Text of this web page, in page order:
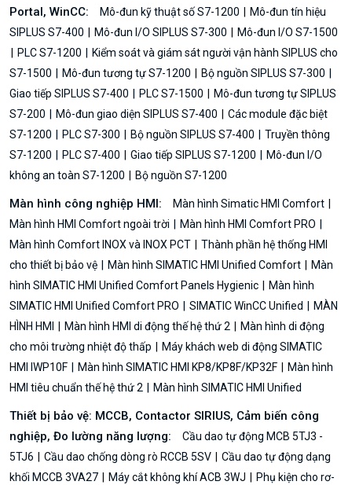
Portal, WinCC:
Mô-đun kỹ thuật số S7-1200
Mô-đun tín hiệu
SIPLUS S7-400
Mô-đun I/O SIPLUS S7-300
Mô-đun I/O S7-1500
PLC S7-1200
Kiểm soát và giám sát người vận hành SIPLUS cho
S7-1500
Mô-đun tương tự S7-1200
Bộ nguồn SIPLUS S7-300
Giao tiếp SIPLUS S7-400
PLC S7-1500
Mô-đun tương tự SIPLUS
S7-200
Mô-đun giao diện SIPLUS S7-400
Các module đặc biệt
S7-1200
PLC S7-300 Bộ nguồn SIPLUS S7-400
Truyền thông
S7-1200
PLC S7-400 Giao tiếp SIPLUS S7-1200
Mô-đun I/O
không an toàn S7-1200
Bộ nguồn S7-1200
Màn hình công nghiệp HMI:
Màn hình Simatic HMI Comfort
Màn hình HMI Comfort ngoài trời
Màn hình HMI Comfort PRO
Màn hình Comfort INOX và INOX PCT
Thành phần hệ thống HMI
cho thiết bị bảo vệ
Màn hình SIMATIC HMI Unified Comfort
Màn
hình SIMATIC HMI Unified Comfort Panels Hygienic
Màn hình
SIMATIC HMI Unified Comfort PRO
SIMATIC WinCC Unified
MÀN
HÌNH HMI
Màn hình HMI di động thế hệ thứ 2
Màn hình di động
cho môi trường nhiệt độ thấp
Máy khách web di động SIMATIC
HMI IWP10F
Màn hình SIMATIC HMI KP8/KP8F/KP32F
Màn hình
HMI tiêu chuẩn thế hệ thứ 2
Màn hình SIMATIC HMI Unified
Thiết bị bảo vệ: MCCB, Contactor SIRIUS, Cảm biến công
nghiệp, Đo lường năng lượng:
Cầu dao tự động MCB 5TJ3 -
5TJ6
Cầu dao chống dòng rò RCCB 5SV
Cầu dao tự động dạng
khối MCCB 3VA27
Máy cắt không khí ACB 3WJ
Phụ kiện cho rơ-